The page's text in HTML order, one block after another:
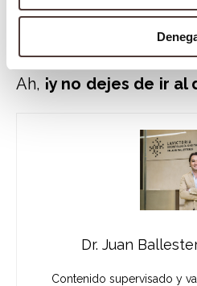
higiene bucodental y
indicado para la
Ah, ¡y no dejes de ir al
Dr. Juan
Contenido supervisado y